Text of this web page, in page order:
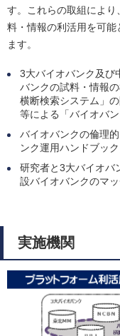
す。これらの取組によ
料・情報の利活用を可
ます。
3大バイオバンク及び
バンクの試料・情報
横断検索システム」
等による「バイオバ
バイオバンクの倫理
ンク運用ハンドブッ
研究者と3大バイオバ
設バイオバンクのマ
実施機関